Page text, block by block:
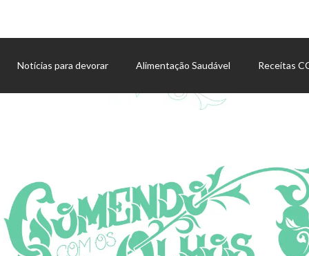
Notícias para devorar Alimentação Saudável Receitas